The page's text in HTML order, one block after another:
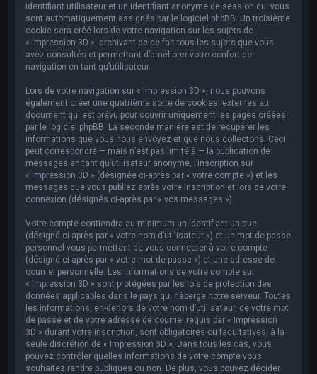
identifiant utilisateur et un identifiant anonyme de session qui vous
sont automatiquement assignés par le logiciel phpBB. Un troisième
cookie sera créé lors de votre navigation sur les sujets de
« Impression 3D », archivant de ce fait tous les sujets que vous
avez consultés et permettant d’améliorer votre confort de
navigation en tant qu’utilisateur.
Lors de votre navigation sur « Impression 3D », nous pouvons
également créer une quatrième sorte de cookies, externes au
document qui est prévu pour couvrir uniquement les pages créées
par le logiciel phpBB. La seconde manière est de récupérer les
informations que vous nous envoyez et que nous collectons. Ceci
peut correspondre — mais n’est pas limité à — la publication de
messages en tant qu’utilisateur anonyme, l’inscription sur
« Impression 3D » (désignée ci-après par « votre compte ») et les
messages que vous publiez après votre inscription et lors de votre
connexion (désignés ci-après par « vos messages »).
Votre compte contiendra au minimum un identifiant unique
(désigné ci-après par « votre nom d’utilisateur ») et un mot de passe
personnel vous permettant de vous connecter à votre compte
(désigné ci-après par « votre mot de passe ») et une adresse de
courriel personnelle. Les informations de votre compte sur
« Impression 3D » sont protégées par les lois de protection des
données applicables dans le pays qui héberge notre serveur. Toutes
les informations, en-dehors de votre nom d’utilisateur, de votre mot
de passe et de votre adresse de courriel requis par « Impression
3D » durant votre inscription, sont obligatoires ou facultatives, à la
seule discrétion de « Impression 3D ». Dans tous les cas, vous
pouvez contrôler quelles informations de votre compte vous
souhaitez rendre publiques ou non. De plus, vous pouvez décider